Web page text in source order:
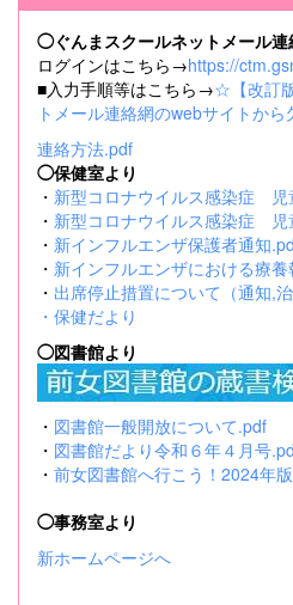
◯ぐんまスクールネットメール連
ログインはこちら→https://
■入力手順等はこちら→☆【改訂
トメール連絡網のwebサイトか
連絡方法.pdf
◯保健室より
・ 新型コロナウイルス感染症 児
・ 新型コロナウイルス感染症 児
・ 新インフルエンザ保護者通知
・ 新インフルエンザにおける療
・ 出席停止措置について（通知,
・ 保健だより
◯図書館より
・ 図書館一般開放について.pdf
・ 図書館だより令和６年４月号
・ 前女図書館へ行こう！2024年
◯事務室より
新ホームページへ